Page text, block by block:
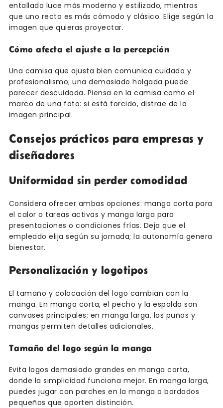
entallado luce más moderno y estilizado, mientras
que uno recto es más cómodo y clásico. Elige según la
imagen que quieras proyectar.
Cómo afecta el ajuste a la percepción
Una camisa que ajusta bien comunica cuidado y
profesionalismo; una demasiado holgada puede
parecer descuidada. Piensa en la camisa como el
marco de una foto: si está torcido, distrae de la
imagen principal.
Consejos prácticos para empresas y
diseñadores
Uniformidad sin perder comodidad
Considera ofrecer ambas opciones: manga corta para
el calor o tareas activas y manga larga para
presentaciones o condiciones frías. Deja que el
empleado elija según su jornada; la autonomía genera
bienestar.
Personalización y logotipos
El tamaño y colocación del logo cambian con la
manga. En manga corta, el pecho y la espalda son
canvases principales; en manga larga, los puños y
mangas permiten detalles adicionales.
Tamaño del logo según la manga
Evita logos demasiado grandes en manga corta,
donde la simplicidad funciona mejor. En manga larga,
puedes jugar con parches en la manga o bordados
pequeños que aporten distinción.